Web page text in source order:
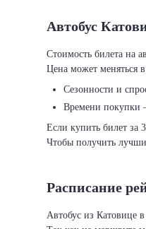
Автобус
Стоимость билета на
Цена может меняться
Сезонности и
Времени покупки
Если купить билет за
Чтобы получить
Расписание
Автобус из Катовице